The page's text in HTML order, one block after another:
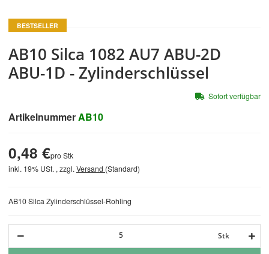
BESTSELLER
AB10 Silca 1082 AU7 ABU-2D
ABU-1D - Zylinderschlüssel
ArtikelnummerAB10
AB10 Silca Zylinderschlüssel-Rohling
0,48 €pro Stk
inkl. 19% USt. , zzgl. Versand (Standard)
Stk
Sofort verfügbar